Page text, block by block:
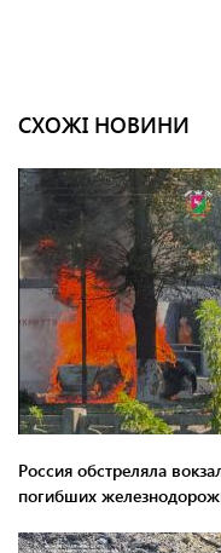
СХОЖІ НОВИНИ
Россия обстреляла
погибших